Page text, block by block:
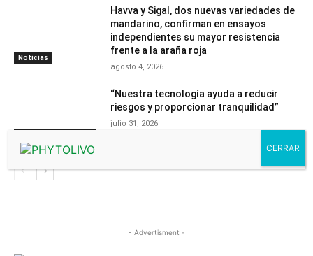
Noticias
Havva y Sigal, dos nuevas variedades de
mandarino, confirman en ensayos
independientes su mayor resistencia
frente a la araña roja
agosto 4, 2026
“Nuestra tecnología ayuda a reducir
riesgos y proporcionar tranquilidad”
julio 31, 2026
- Advertisment -